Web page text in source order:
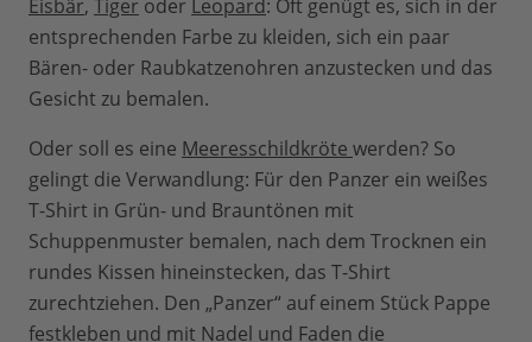
Eisbär, Tiger oder Leopard: Oft genügt es, sich in der
entsprechenden Farbe zu kleiden, sich ein paar
Bären- oder Raubkatzenohren anzustecken und das
Gesicht zu bemalen.
Oder soll es eine Meeresschildkröte werden? So
gelingt die Verwandlung: Für den Panzer ein weißes
T-Shirt in Grün- und Brauntönen mit
Schuppenmuster bemalen, nach dem Trocknen ein
rundes Kissen hineinstecken, das T-Shirt
zurechtziehen. Den „Panzer“ auf einem Stück Pappe
festkleben und mit Nadel und Faden die